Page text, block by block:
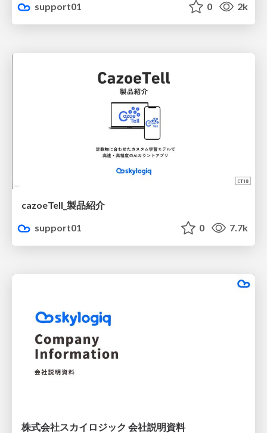
support01
0 2k
cazoeTell_製品紹介
support01
0 7.7k
株式会社スカイロジック 会社説明資料